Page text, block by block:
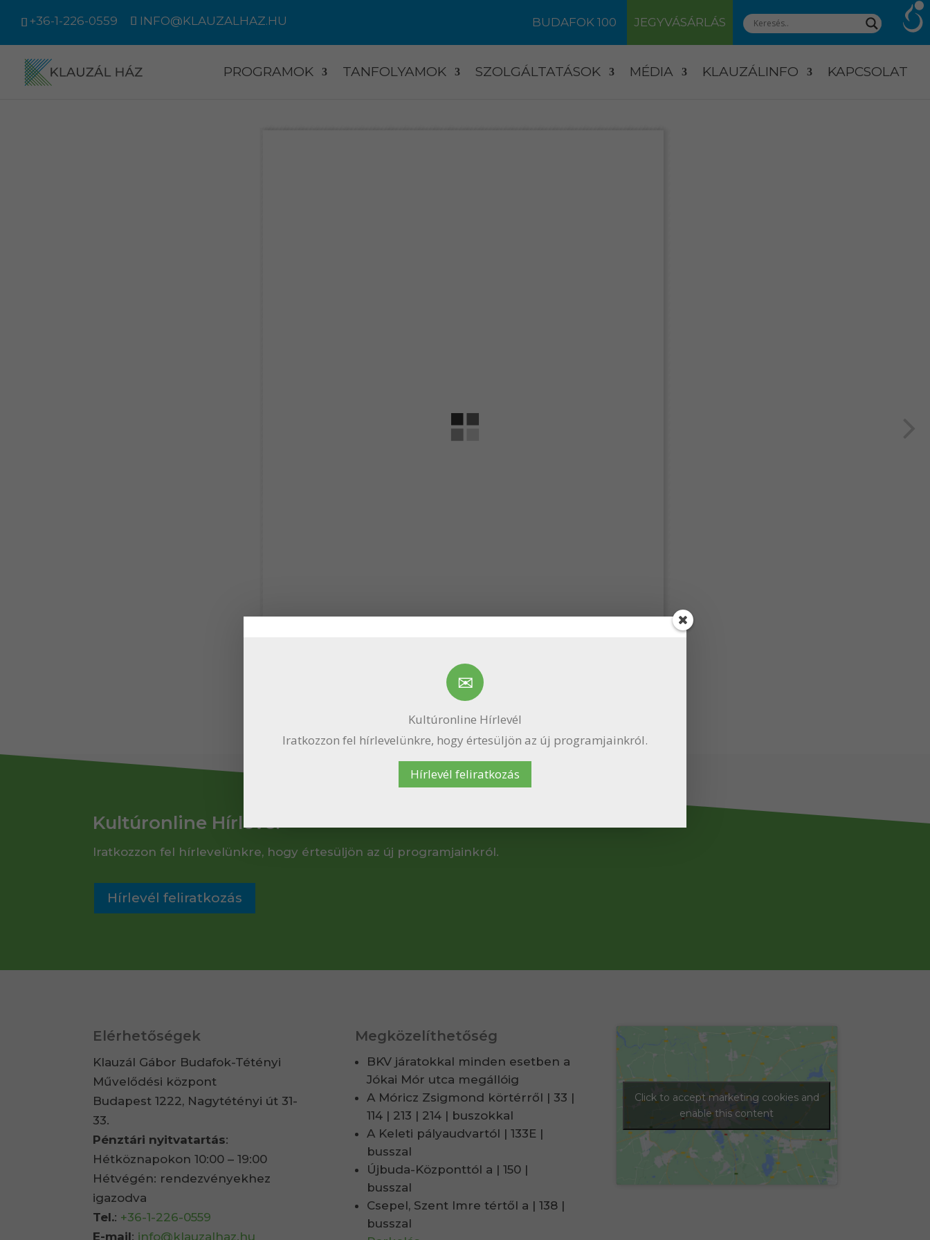
A legjobb felhasználói élmény biztosítása érdekében sütiket használunk, a
hozzájárulás lehetővé teszi számunkra az adatok, például a böngészési
szokások vagy egyedi azonosítók feldolgozását ezen a webhelyen. A
bizonyos funkciókat és szolgáltatásokat.
Elutasítom Beállítások megtekintése
+36-1-226-0559 INFO@KLAUZALHAZ.HU BUDAFOK 100 JEGYVÁSÁRLÁS
PROGRAMOK TANFOLYAMOK SZOLGÁLTATÁSOK MÉDIA KLAUZÁLINFO KAPCSOLAT
Kultúronline Hírlevél
Iratkozzon fel hírlevelünkre, hogy értesüljön az új programjainkról.
Hírlevél feliratkozás
Elérhetőségek
Klauzál Gábor Budafok-Tétényi
Művelődési központ
Budapest 1222, Nagytétényi út 31-
33.
Pénztári nyitvatartás:
Hétköznapokon 10:00 – 19:00
Hétvégén: rendezvényekhez
igazodva
Tel.: +36-1-226-0559
E-mail: info@klauzalhaz.hu
Megközelíthetőség
BKV járatokkal minden esetben a
Jókai Mór utca megállóig
A Móricz Zsigmond körtérről | 33 |
114 | 213 | 214 | buszokkal
A Keleti pályaudvartól | 133E |
busszal
Újbuda-Központtól a | 150 |
busszal
Csepel, Szent Imre tértől a | 138 |
busszal
Click to accept marketing cookies and
enable this content
Kultúronline Hírlevél
Iratkozzon fel hírlevelünkre, hogy értesüljön az új programjainkról.
Hírlevél feliratkozás